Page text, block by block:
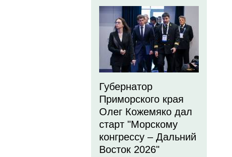
Губернатор
Приморского края
Олег Кожемяко дал
старт "Морскому
конгрессу – Дальний
Восток 2026"